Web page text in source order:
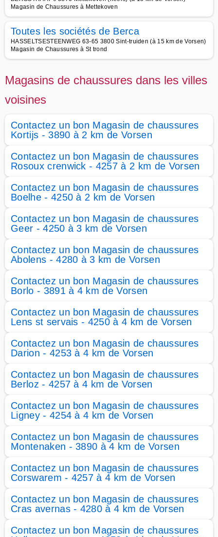
Magasin de Chaussures à Mettekoven
Toutes les sociétés de Berca
HASSELTSESTEENWEG 63-65 3800 Sint-truiden (à 15 km de Vorsen)
Magasin de Chaussures à St trond
Magasins de chaussures dans les villes
voisines
Contactez un bon Magasin de chaussures
Kortijs - 3890 à 2 km de Vorsen
Contactez un bon Magasin de chaussures
Rosoux crenwick - 4257 à 2 km de Vorsen
Contactez un bon Magasin de chaussures
Boelhe - 4250 à 2 km de Vorsen
Contactez un bon Magasin de chaussures
Geer - 4250 à 3 km de Vorsen
Contactez un bon Magasin de chaussures
Abolens - 4280 à 3 km de Vorsen
Contactez un bon Magasin de chaussures
Borlo - 3891 à 4 km de Vorsen
Contactez un bon Magasin de chaussures
Lens st servais - 4250 à 4 km de Vorsen
Contactez un bon Magasin de chaussures
Darion - 4253 à 4 km de Vorsen
Contactez un bon Magasin de chaussures
Berloz - 4257 à 4 km de Vorsen
Contactez un bon Magasin de chaussures
Ligney - 4254 à 4 km de Vorsen
Contactez un bon Magasin de chaussures
Montenaken - 3890 à 4 km de Vorsen
Contactez un bon Magasin de chaussures
Corswarem - 4257 à 4 km de Vorsen
Contactez un bon Magasin de chaussures
Cras avernas - 4280 à 4 km de Vorsen
Contactez un bon Magasin de chaussures